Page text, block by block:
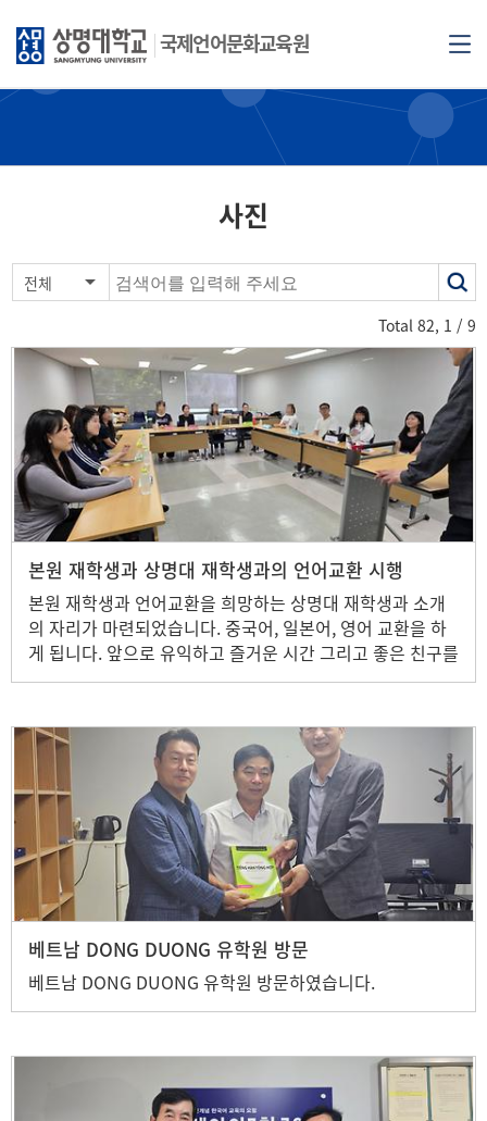
국제언어문화교육원
사진
전체
Total 82, 1 / 9
본원 재학생과 상명대 재학생과의 언어교환 시행
본원 재학생과 언어교환을 희망하는 상명대 재학생과 소개
의 자리가 마련되었습니다. 중국어, 일본어, 영어 교환을 하
게 됩니다. 앞으로 유익하고 즐거운 시간 그리고 좋은 친구를
만들 수 있는 시간 되기를 바랍니다.
베트남 DONG DUONG 유학원 방문
베트남 DONG DUONG 유학원 방문하였습니다.